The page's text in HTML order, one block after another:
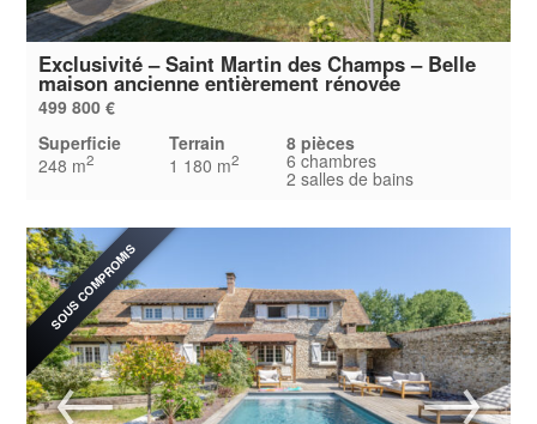
Exclusivité – Saint Martin des Champs – Belle
maison ancienne entièrement rénovée
499 800 €
Superficie
248 m2
Terrain
1 180 m2
8 pièces
6 chambres
2 salles de bains
SOUS COMPROMIS